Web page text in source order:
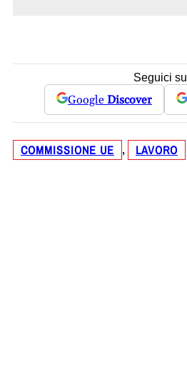
Seguici su
Google Discover
COMMISSIONE UE , LAVORO